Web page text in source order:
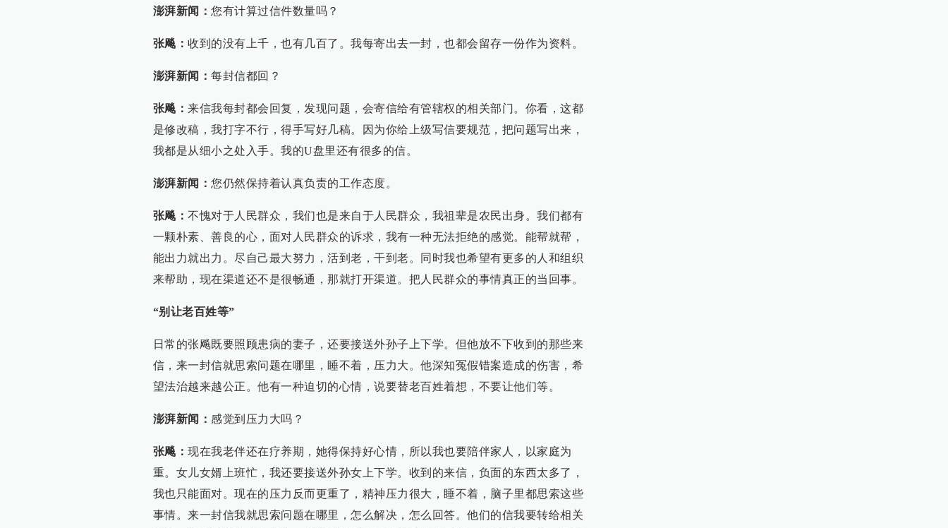
澎湃新闻： 您有计算过信件数量吗？
张飚： 收到的没有上千，也有几百了。我每寄出去一封，也都会留存一份作为资料。
澎湃新闻： 每封信都回？
张飚： 来信我每封都会回复，发现问题，会寄信给有管辖权的相关部门。你看，这都
是修改稿，我打字不行，得手写好几稿。因为你给上级写信要规范，把问题写出来，
我都是从细小之处入手。我的U盘里还有很多的信。
澎湃新闻： 您仍然保持着认真负责的工作态度。
张飚： 不愧对于人民群众，我们也是来自于人民群众，我祖辈是农民出身。我们都有
一颗朴素、善良的心，面对人民群众的诉求，我有一种无法拒绝的感觉。能帮就帮，
能出力就出力。尽自己最大努力，活到老，干到老。同时我也希望有更多的人和组织
来帮助，现在渠道还不是很畅通，那就打开渠道。把人民群众的事情真正的当回事。
“别让老百姓等”
日常的张飚既要照顾患病的妻子，还要接送外孙子上下学。但他放不下收到的那些来
信，来一封信就思索问题在哪里，睡不着，压力大。他深知冤假错案造成的伤害，希
望法治越来越公正。他有一种迫切的心情，说要替老百姓着想，不要让他们等。
澎湃新闻： 感觉到压力大吗？
张飚： 现在我老伴还在疗养期，她得保持好心情，所以我也要陪伴家人，以家庭为
重。女儿女婿上班忙，我还要接送外孙女上下学。收到的来信，负面的东西太多了，
我也只能面对。现在的压力反而更重了，精神压力很大，睡不着，脑子里都思索这些
事情。来一封信我就思索问题在哪里，怎么解决，怎么回答。他们的信我要转给相关